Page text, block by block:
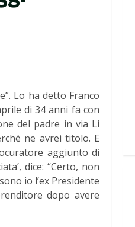
Lo ha detto Franco
di 34 anni fa con
del padre in via Li
ne avrei titolo. E
aggiunto di
dice: “Certo, non
io l’ex Presidente
dopo avere